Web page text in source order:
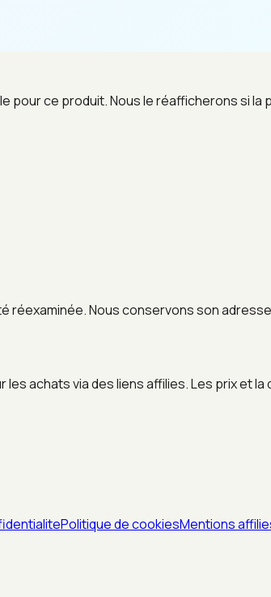
pour ce produit. Nous le réafficherons si
réexaminée. Nous conservons son
achats via des liens affilies. Les prix et
Politique de cookiesMentions